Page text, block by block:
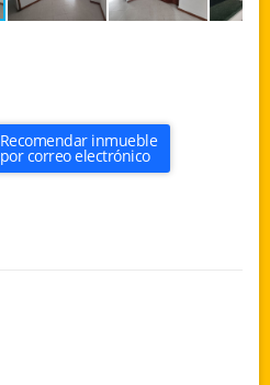
Recomendar inmueble
por correo electrónico